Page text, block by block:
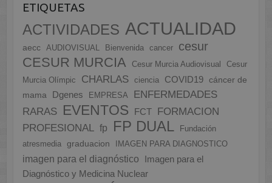
ETIQUETAS
ACTIVIDADES ACTUALIDAD
aecc AUDIOVISUAL Bienvenida cancer cesur
CESUR MURCIA Cesur Murcia Audiovisual
Cesur
Murcia Olímpic
CHARLAS ciencia COVID19
cáncer de
mama
Dgenes EMPRESA
ENFERMEDADES
RARAS EVENTOS FCT
FORMACION
PROFESIONAL fp FP DUAL
Fundación
atresmedia
graduacion IMAGEN PARA DIAGNOSTICO
imagen para el diagnóstico
Imagen para el
Diagnóstico y Medicina Nuclear